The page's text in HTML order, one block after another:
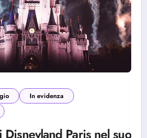
In evidenza
Disneyland Paris nel suo